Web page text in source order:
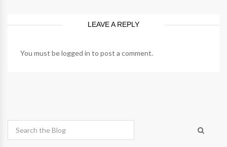
LEAVE A REPLY
You must belogged in to post a comment.